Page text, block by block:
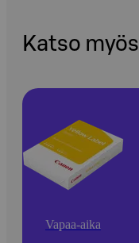
Katso myös
Vapaa-aika